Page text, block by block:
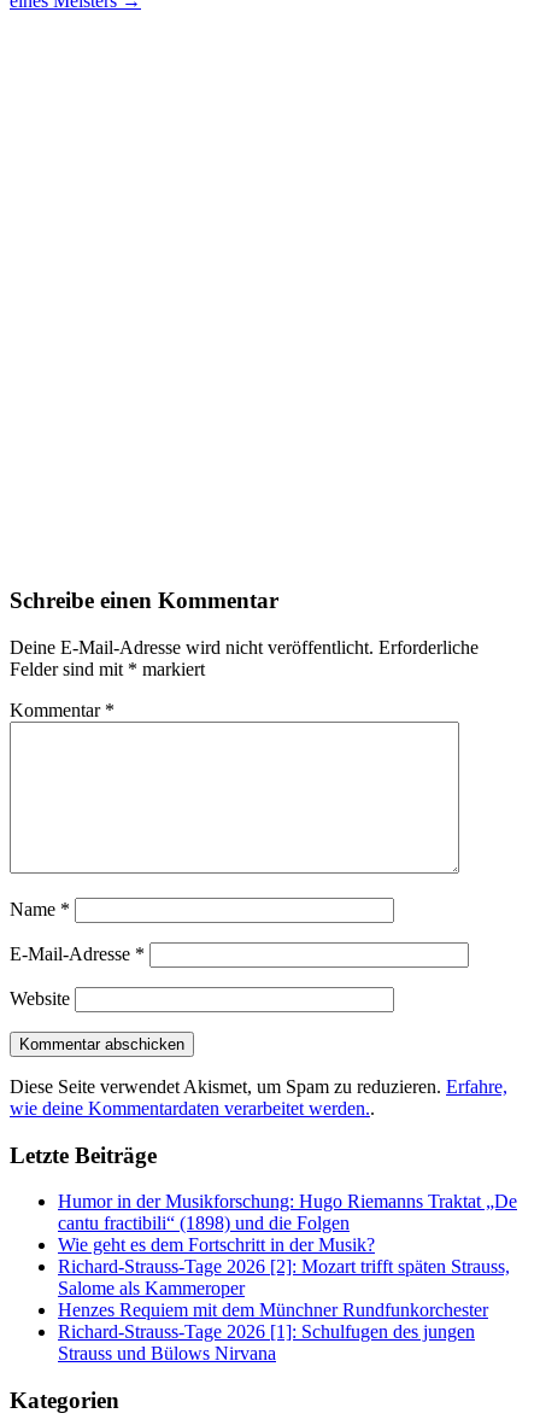
Schreibe einen Kommentar
Deine E-Mail-Adresse wird nicht veröffentlicht. Erforderliche
Felder sind mit * markiert
Kommentar *
Name *
E-Mail-Adresse *
Website
Diese Seite verwendet Akismet, um Spam zu reduzieren. Erfahre,
wie deine Kommentardaten verarbeitet werden..
Letzte Beiträge
Humor in der Musikforschung: Hugo Riemanns Traktat „De
cantu fractibili“ (1898) und die Folgen
Wie geht es dem Fortschritt in der Musik?
Richard-Strauss-Tage 2026 [2]: Mozart trifft späten Strauss,
Salome als Kammeroper
Henzes Requiem mit dem Münchner Rundfunkorchester
Richard-Strauss-Tage 2026 [1]: Schulfugen des jungen
Strauss und Bülows Nirvana
Kategorien